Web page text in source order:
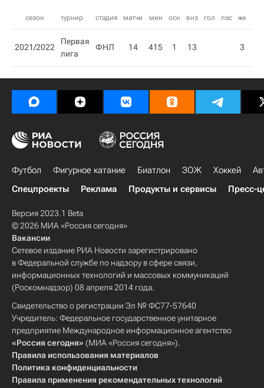
сезон турнир стадия матчи мин осн внз гол пас жк
2021/2022
Первая
лига
ФНЛ 14 415 1 13 3
Футбол Фигурное катание Биатлон ЗОЖ Хоккей
Спецпроекты
Реклама Продукты и сервисы Пресс-
Версия 2023.1 Beta
© 2026 МИА «Россия сегодня»
Вакансии
Сетевое издание РИА Новости зарегистрировано
в Федеральной службе по надзору в сфере связи,
информационных технологий и массовых коммуникаций
(Роскомнадзор) 08 апреля 2014 года.
Свидетельство о регистрации Эл № ФС77-57640
Учредитель: Федеральное государственное унитарное
предприятие Международное информационное агентство
«Россия сегодня» (МИА «Россия сегодня»).
Правила использования материалов
Политика конфиденциальности
Правила применения рекомендательных технологий